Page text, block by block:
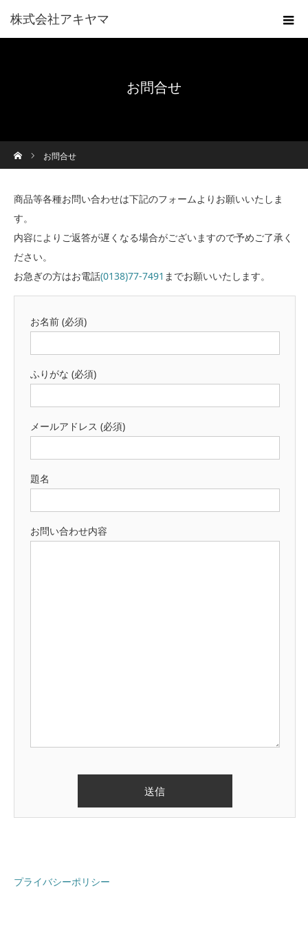
株式会社アキヤマ
お問合せ
お問合せ
商品等各種お問い合わせは下記のフォームよりお願いいたしま
す。
内容によりご返答が遅くなる場合がございますので予めご了承く
ださい。
お急ぎの方はお電話(0138)77-7491 までお願いいたします。
お名前 (必須)
ふりがな (必須)
メールアドレス (必須)
題名
お問い合わせ内容
プライバシーポリシー